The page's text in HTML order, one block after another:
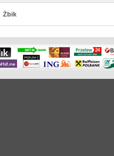
Żbik